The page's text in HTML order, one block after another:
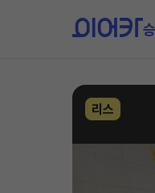
리스